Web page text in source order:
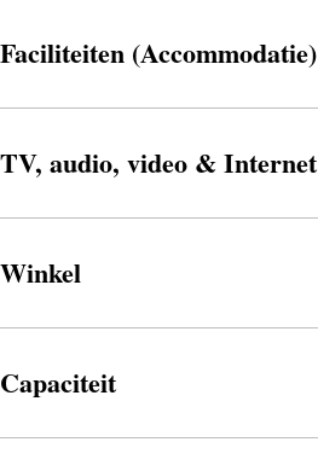
Faciliteiten (Accommodatie)
TV, audio, video & Internet
Winkel
Capaciteit